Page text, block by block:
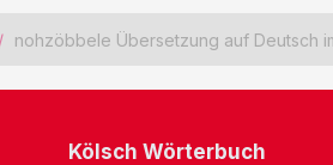
nohzöbbele Übersetzung auf Deutsch
Kölsch Wörterbuch